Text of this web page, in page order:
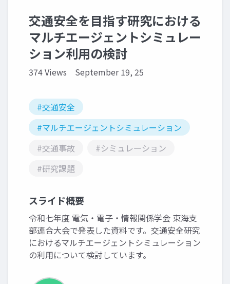
交通安全を目指す研究における
マルチエージェントシミュレー
ション利用の検討
374 Views September 19, 25
#交通安全
#マルチエージェントシミュレーション
#交通事故
#シミュレーション
#研究課題
スライド概要
令和七年度 電気・電子・情報関係学会 東海支
部連合大会で発表した資料です。交通安全研究
におけるマルチエージェントシミュレーション
の利用について検討しています。